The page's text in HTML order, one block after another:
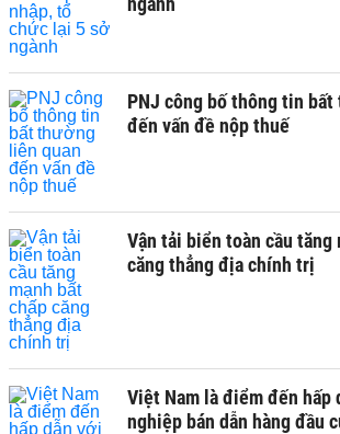
PNJ công bố thông tin
đến vấn đề nộp thuế
Vận tải biển toàn cầu tăng
căng thẳng địa chính trị
Việt Nam là điểm đến hấp
nghiệp bán dẫn hàng đầu